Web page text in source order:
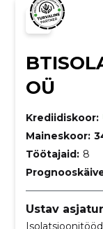
OÜ
Krediidiskoor:
Maineskoor:
Töötajaid: 8
Ustav